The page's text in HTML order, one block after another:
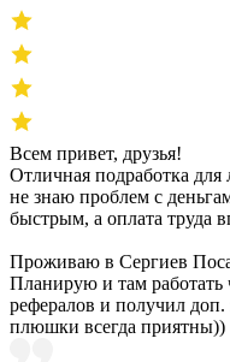
Всем привет, друзья!
Отличная подработка для
не знаю проблем с
быстрым, а оплата труда
Проживаю в Сергиев
Планирую и там
рефералов и получил
плюшки всегда приятны))